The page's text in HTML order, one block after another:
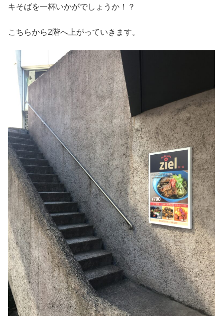
キそばを一杯いかがでしょうか！？
こちらから2階へ上がっていきます。